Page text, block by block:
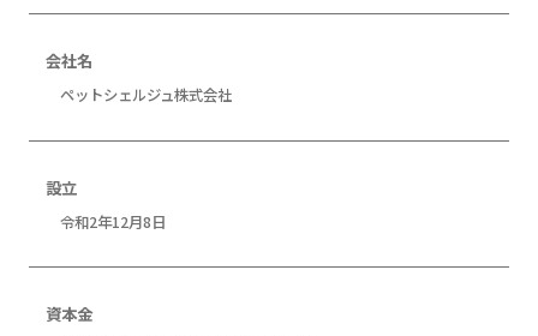
会社名
ペットシェルジュ株式会社
設立
令和2年12月8日
資本金